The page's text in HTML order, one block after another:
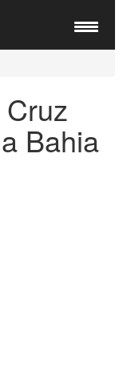
Bahia